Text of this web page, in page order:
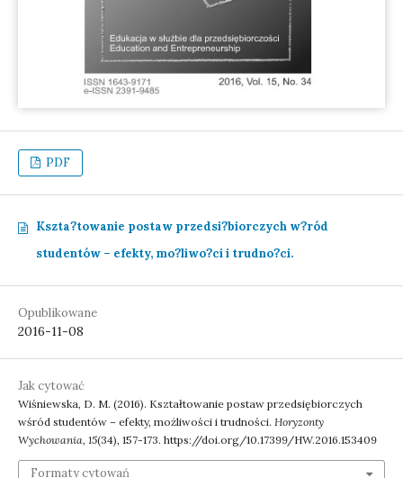
PDF
Kszta?towanie postaw przedsi?biorczych w?ród
studentów – efekty, mo?liwo?ci i trudno?ci.
Opublikowane
2016-11-08
Jak cytować
Wiśniewska, D. M. (2016). Kształtowanie postaw przedsiębiorczych
wśród studentów – efekty, możliwości i trudności. Horyzonty
Wychowania, 15(34), 157-173. https://doi.org/10.17399/HW.2016.153409
Formaty cytowań